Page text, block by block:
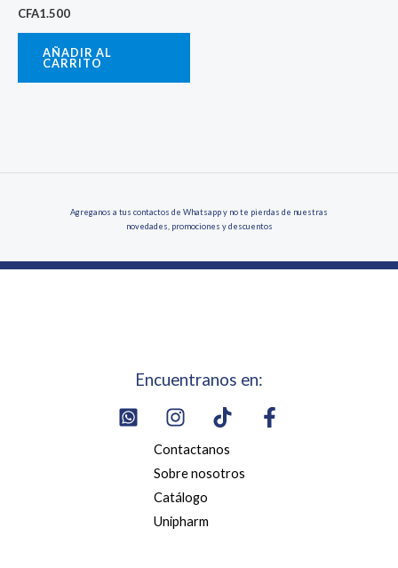
CFA1.500
AÑADIR AL
CARRITO
Agreganos a tus contactos de Whatsapp y no te pierdas de nuestras
novedades, promociones y descuentos
Encuentranos en:
Contactanos
Sobre nosotros
Catálogo
Unipharm